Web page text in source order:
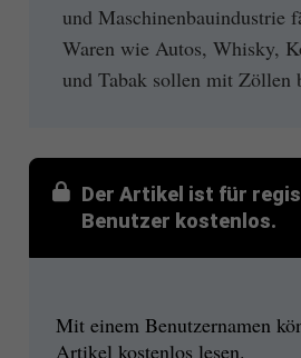
und Maschinenbauindustrie
Waren wie Autos, Whisky,
und Tabak sollen mit Zöllen
Der Artikel ist für
Benutzer kostenlos.
Mit einem Benutzernamen
Artikel kostenlos lesen.